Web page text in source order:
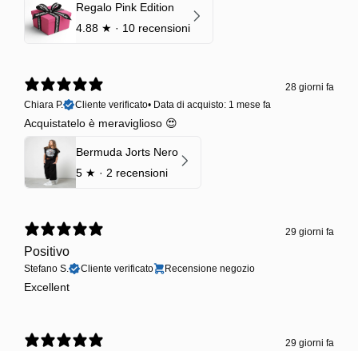
Regalo Pink Edition
4.88 ★ · 10 recensioni
28 giorni fa
Chiara P.
Cliente verificato• Data di acquisto: 1 mese fa
Acquistatelo è meraviglioso 😍
Bermuda Jorts Nero
5 ★ · 2 recensioni
29 giorni fa
Positivo
Stefano S. Cliente verificato Recensione negozio
Excellent
29 giorni fa